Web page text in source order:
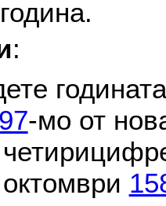
:
97-мо от